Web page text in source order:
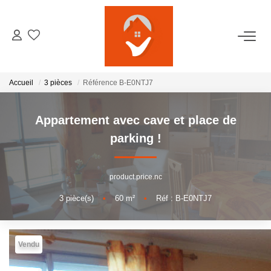
ACCUEIL
VENTES
LOCATIONS
GESTION LOCATIVE
ESTIMATION
Accueil 3 pièces Référence B-E0NTJ7
Appartement avec cave et place de
parking !
product.price.nc
3 pièce(s) • 60 m² • Réf : B-E0NTJ7
Vendu